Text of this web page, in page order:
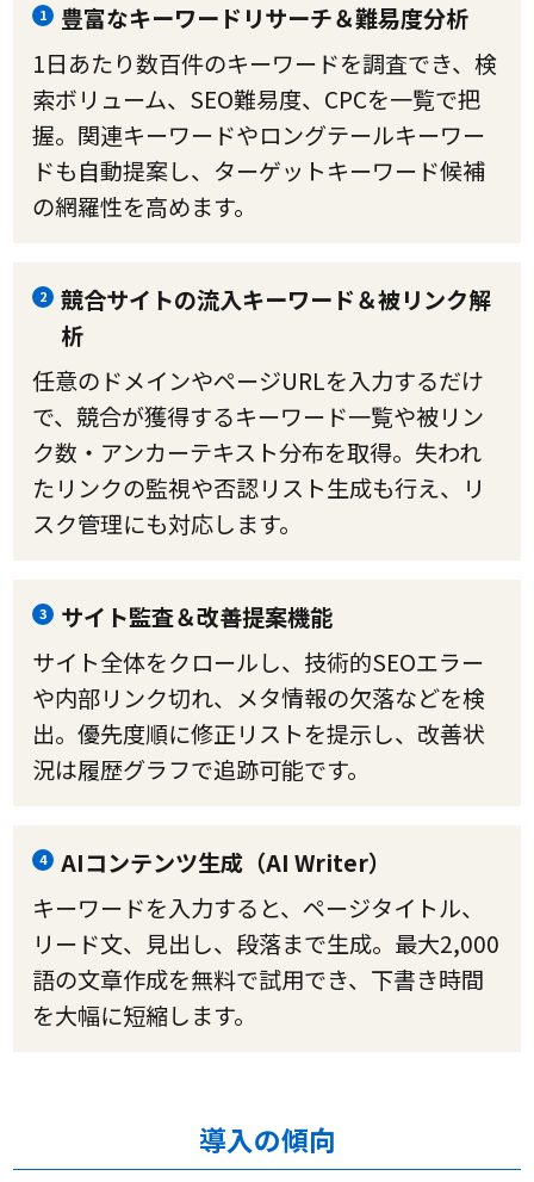
1
豊富なキーワードリサーチ＆難易度分析
1日あたり数百件のキーワードを調査でき、検
索ボリューム、SEO難易度、CPCを一覧で把
握。関連キーワードやロングテールキーワー
ドも自動提案し、ターゲットキーワード候補
の網羅性を高めます。
2
競合サイトの流入キーワード＆被リンク解
析
任意のドメインやページURLを入力するだけ
で、競合が獲得するキーワード一覧や被リン
ク数・アンカーテキスト分布を取得。失われ
たリンクの監視や否認リスト生成も行え、リ
スク管理にも対応します。
3
サイト監査＆改善提案機能
サイト全体をクロールし、技術的SEOエラー
や内部リンク切れ、メタ情報の欠落などを検
出。優先度順に修正リストを提示し、改善状
況は履歴グラフで追跡可能です。
4
AIコンテンツ生成（AI Writer）
キーワードを入力すると、ページタイトル、
リード文、見出し、段落まで生成。最大2,000
語の文章作成を無料で試用でき、下書き時間
を大幅に短縮します。
導入の傾向